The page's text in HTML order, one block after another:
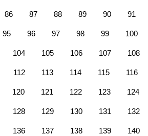
86 87 88 89 90 91
95 96 97 98 99 100
104 105 106 107 108
112 113 114 115 116
120 121 122 123 124
128 129 130 131 132
136 137 138 139 140